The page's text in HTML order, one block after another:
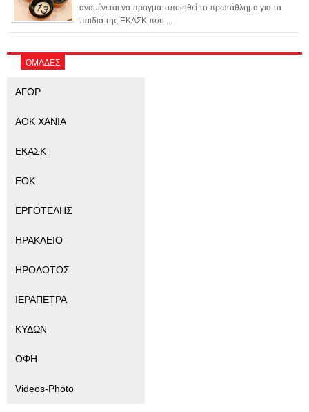
αναμένεται να πραγματοποιηθεί το πρωτάθλημα για τα
παιδιά της ΕΚΑΣΚ που ...
ΟΜΑΔΕΣ
ΑΓΟΡ
ΑΟΚ ΧΑΝΙΑ
ΕΚΑΣΚ
ΕΟΚ
ΕΡΓΟΤΕΛΗΣ
ΗΡΑΚΛΕΙΟ
ΗΡΟΔΟΤΟΣ
ΙΕΡΑΠΕΤΡΑ
ΚΥΔΩΝ
ΟΦΗ
Videos-Photo